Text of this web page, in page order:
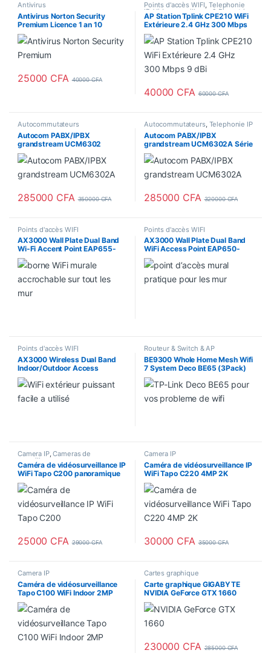
Antivirus
Antivirus Norton Security
Premium Licence 1 an 10
postes
25000 CFA 40000CFA
Points d'accès WIFI,Telephonie
IP,Videosurveillance & Biometrie
AP Station Tplink CPE210 WiFi
Extérieure 2.4 GHz 300 Mbps
9 dBi (antenne intégrée)
40000 CFA 60000CFA
Autocommutateurs
Autocom PABX/IPBX
grandstream UCM6302
285000 CFA 350000CFA
Autocommutateurs, Telephonie IP
Autocom PABX/IPBX
grandstream UCM6302A Série
Audio pour téléphonie
285000 CFA 320000CFA
Points d'accès WIFI
AX3000 Wall Plate Dual Band
Wi-Fi Accent Point EAP655-
Wall
Points d'accès WIFI
AX3000 Wall Plate Dual Band
WiFi Access Point EAP650-
Wall
Points d'accès WIFI
AX3000 Wireless Dual Band
Indoor/Outdoor Access
EAP650
Routeur & Switch & AP
BE9300 Whole Home Mesh Wifi
7 System Deco BE65 (3Pack)
Camera IP,Cameras de
surveillance
Caméra de vidéosurveillance IP
WiFi Tapo C200 panoramique
et inclinable Indoor 1080p 2MP
25000 CFA 29000CFA
Camera IP
Caméra de vidéosurveillance IP
WiFi Tapo C220 4MP 2K
30000 CFA 35000CFA
Camera IP
Caméra de vidéosurveillance
Tapo C100 WiFi Indoor 2MP
Cartes graphique
Carte graphique GIGABYTE
NVIDIA GeForce GTX 1660
SUPER GAMING OC 6GO
GDDR6
230000 CFA 285000CFA